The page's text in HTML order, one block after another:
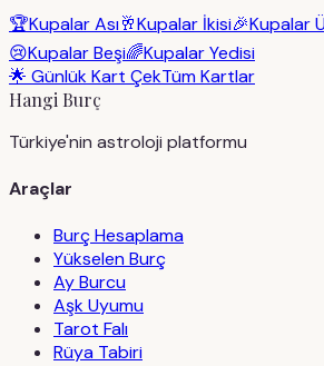
🏆Kupalar Ası🥂Kupalar İkisi🎉Kupalar
😢Kupalar Beşi🌈Kupalar Yedisi
🌟 Günlük Kart ÇekTüm Kartlar
Hangi Burç
Türkiye'nin astroloji platformu
Araçlar
Burç Hesaplama
Yükselen Burç
Ay Burcu
Aşk Uyumu
Tarot Falı
Rüya Tabiri